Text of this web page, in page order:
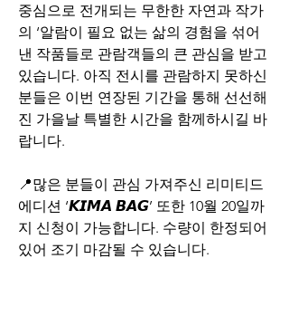
중심으로 전개되는 무한한 자연과 작가
의 ‘알람이 필요 없는 삶의 경험을 섞어
낸 작품들로 관람객들의 큰 관심을 받고
있습니다. 아직 전시를 관람하지 못하신
분들은 이번 연장된 기간을 통해 선선해
진 가을날 특별한 시간을 함께하시길 바
랍니다.
📍많은 분들이 관심 가져주신 리미티드
에디션 ‘𝙆𝙄𝙈𝘼 𝘽𝘼𝙂’ 또한 10월 20일까
지 신청이 가능합니다. 수량이 한정되어
있어 조기 마감될 수 있습니다.